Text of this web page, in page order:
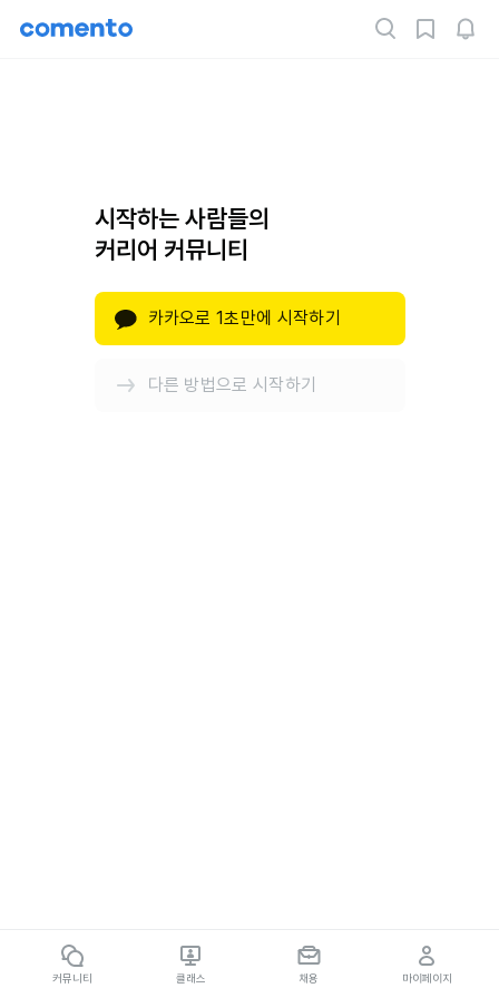
시작하는 사람들의
커리어 커뮤니티
카카오로 1초만에 시작하기
다른 방법으로 시작하기
커뮤니티 클래스 채용 마이페이지